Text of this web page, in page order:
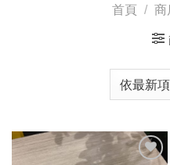
首頁 / 商